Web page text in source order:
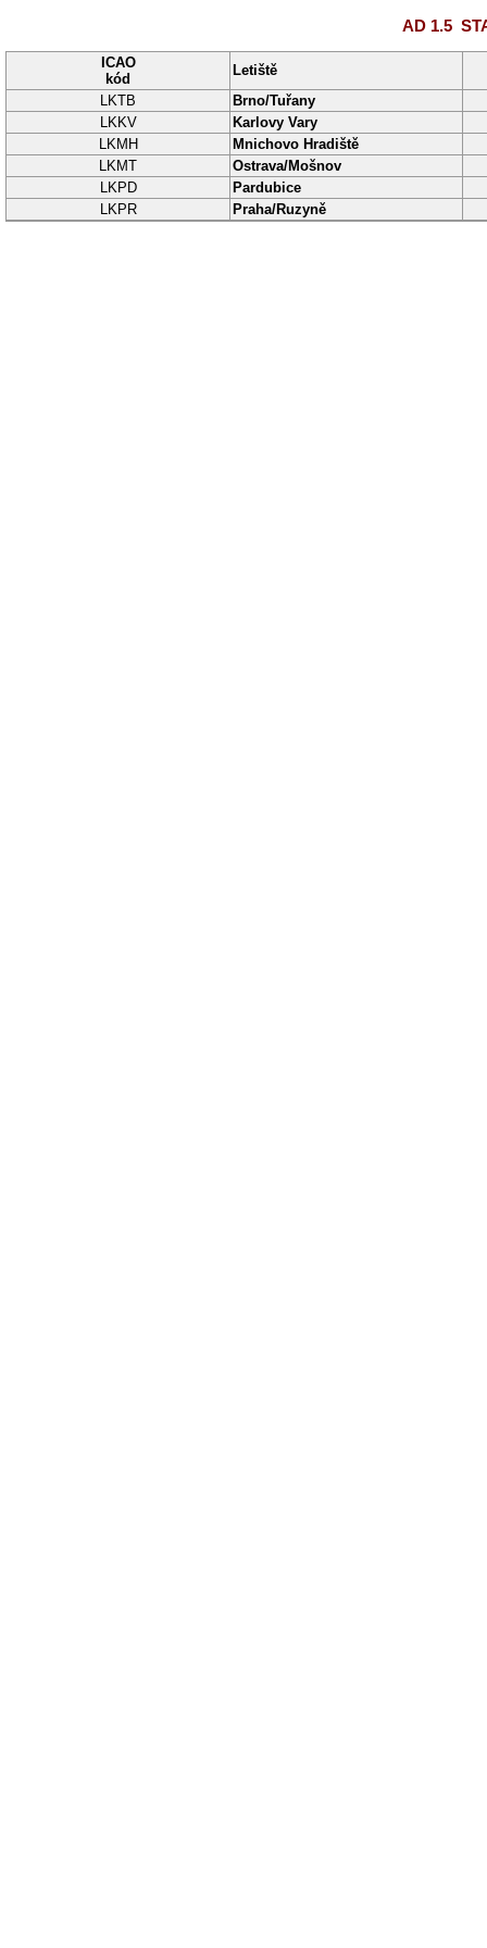
AD 1.5
ICAO
kód
Letiště
LKTB
Brno/Tuřany
LKKV
Karlovy Vary
LKMH
Mnichovo Hradiště
LKMT
Ostrava/Mošnov
LKPD
Pardubice
LKPR
Praha/Ruzyně